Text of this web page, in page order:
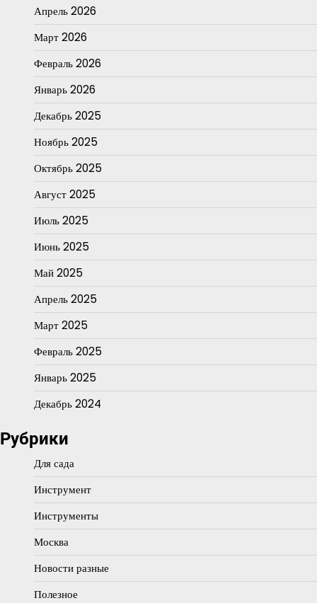
Апрель 2026
Март 2026
Февраль 2026
Январь 2026
Декабрь 2025
Ноябрь 2025
Октябрь 2025
Август 2025
Июль 2025
Июнь 2025
Май 2025
Апрель 2025
Март 2025
Февраль 2025
Январь 2025
Декабрь 2024
Рубрики
Для сада
Инструмент
Инструменты
Москва
Новости разные
Полезное